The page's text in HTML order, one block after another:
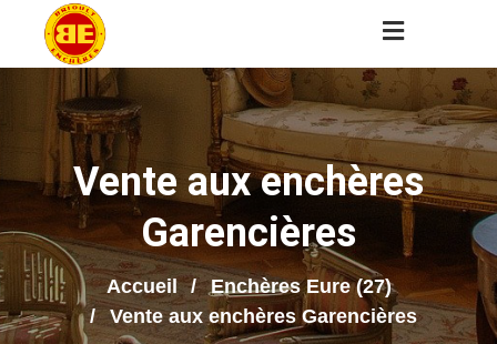
Vente aux enchères
Garencières
Accueil
Enchères Eure (27)
Vente aux enchères Garencières